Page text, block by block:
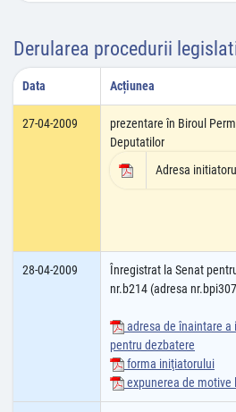
Derularea procedurii
Data Acțiunea
27-04-2009
prezentare în Biroul
Deputatilor
Adresa
28-04-2009
Înregistrat la Senat
nr.b214 (adresa
adresa de înaintare
pentru dezbatere
forma iniţiatorului
expunerea de